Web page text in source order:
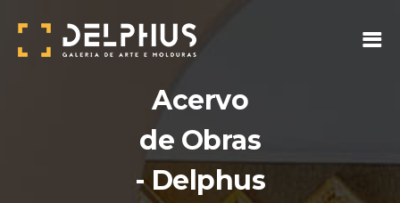
Acervo
de Obras
- Delphus